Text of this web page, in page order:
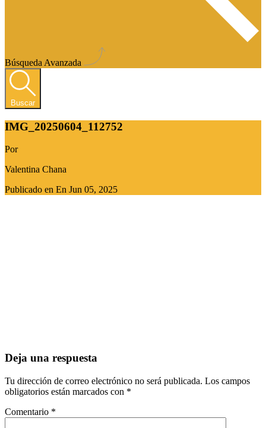
Búsqueda Avanzada
Buscar
IMG_20250604_112752
Por
Valentina Chana
Publicado en En Jun 05, 2025
Deja una respuesta
Tu dirección de correo electrónico no será publicada. Los campos
obligatorios están marcados con *
Comentario *